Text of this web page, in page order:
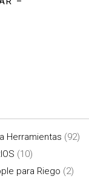
Herramientas (92)
(10)
para Riego (2)